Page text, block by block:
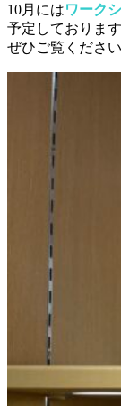
10月にはワーク
予定しております
ぜひご覧くださ